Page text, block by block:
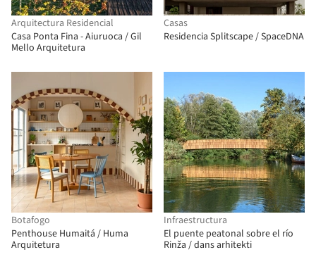
Arquitectura Residencial
Casa Ponta Fina - Aiuruoca / Gil
Mello Arquitetura
Casas
Residencia Splitscape / SpaceDNA
Botafogo
Penthouse Humaitá / Huma
Arquitetura
Infraestructura
El puente peatonal sobre el río
Rinža / dans arhitekti